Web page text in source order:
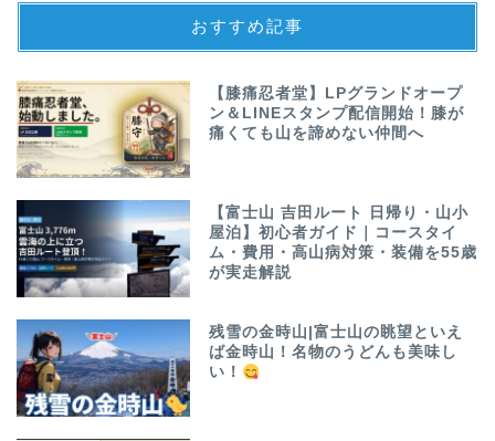
おすすめ記事
【膝痛忍者堂】LPグランドオープ
ン＆LINEスタンプ配信開始！膝が
痛くても山を諦めない仲間へ
【富士山 吉田ルート 日帰り・山小
屋泊】初心者ガイド｜コースタイ
ム・費用・高山病対策・装備を55歳
が実走解説
残雪の金時山|富士山の眺望といえ
ば金時山！名物のうどんも美味し
い！